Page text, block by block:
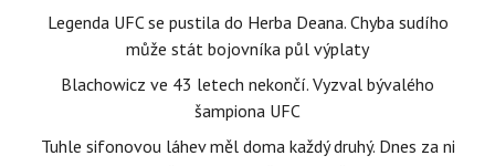
Legenda UFC se pustila do Herba Deana. Chyba sudího
může stát bojovníka půl výplaty
Blachowicz ve 43 letech nekončí. Vyzval bývalého
šampiona UFC
Tuhle sifonovou láhev měl doma každý druhý. Dnes za ni